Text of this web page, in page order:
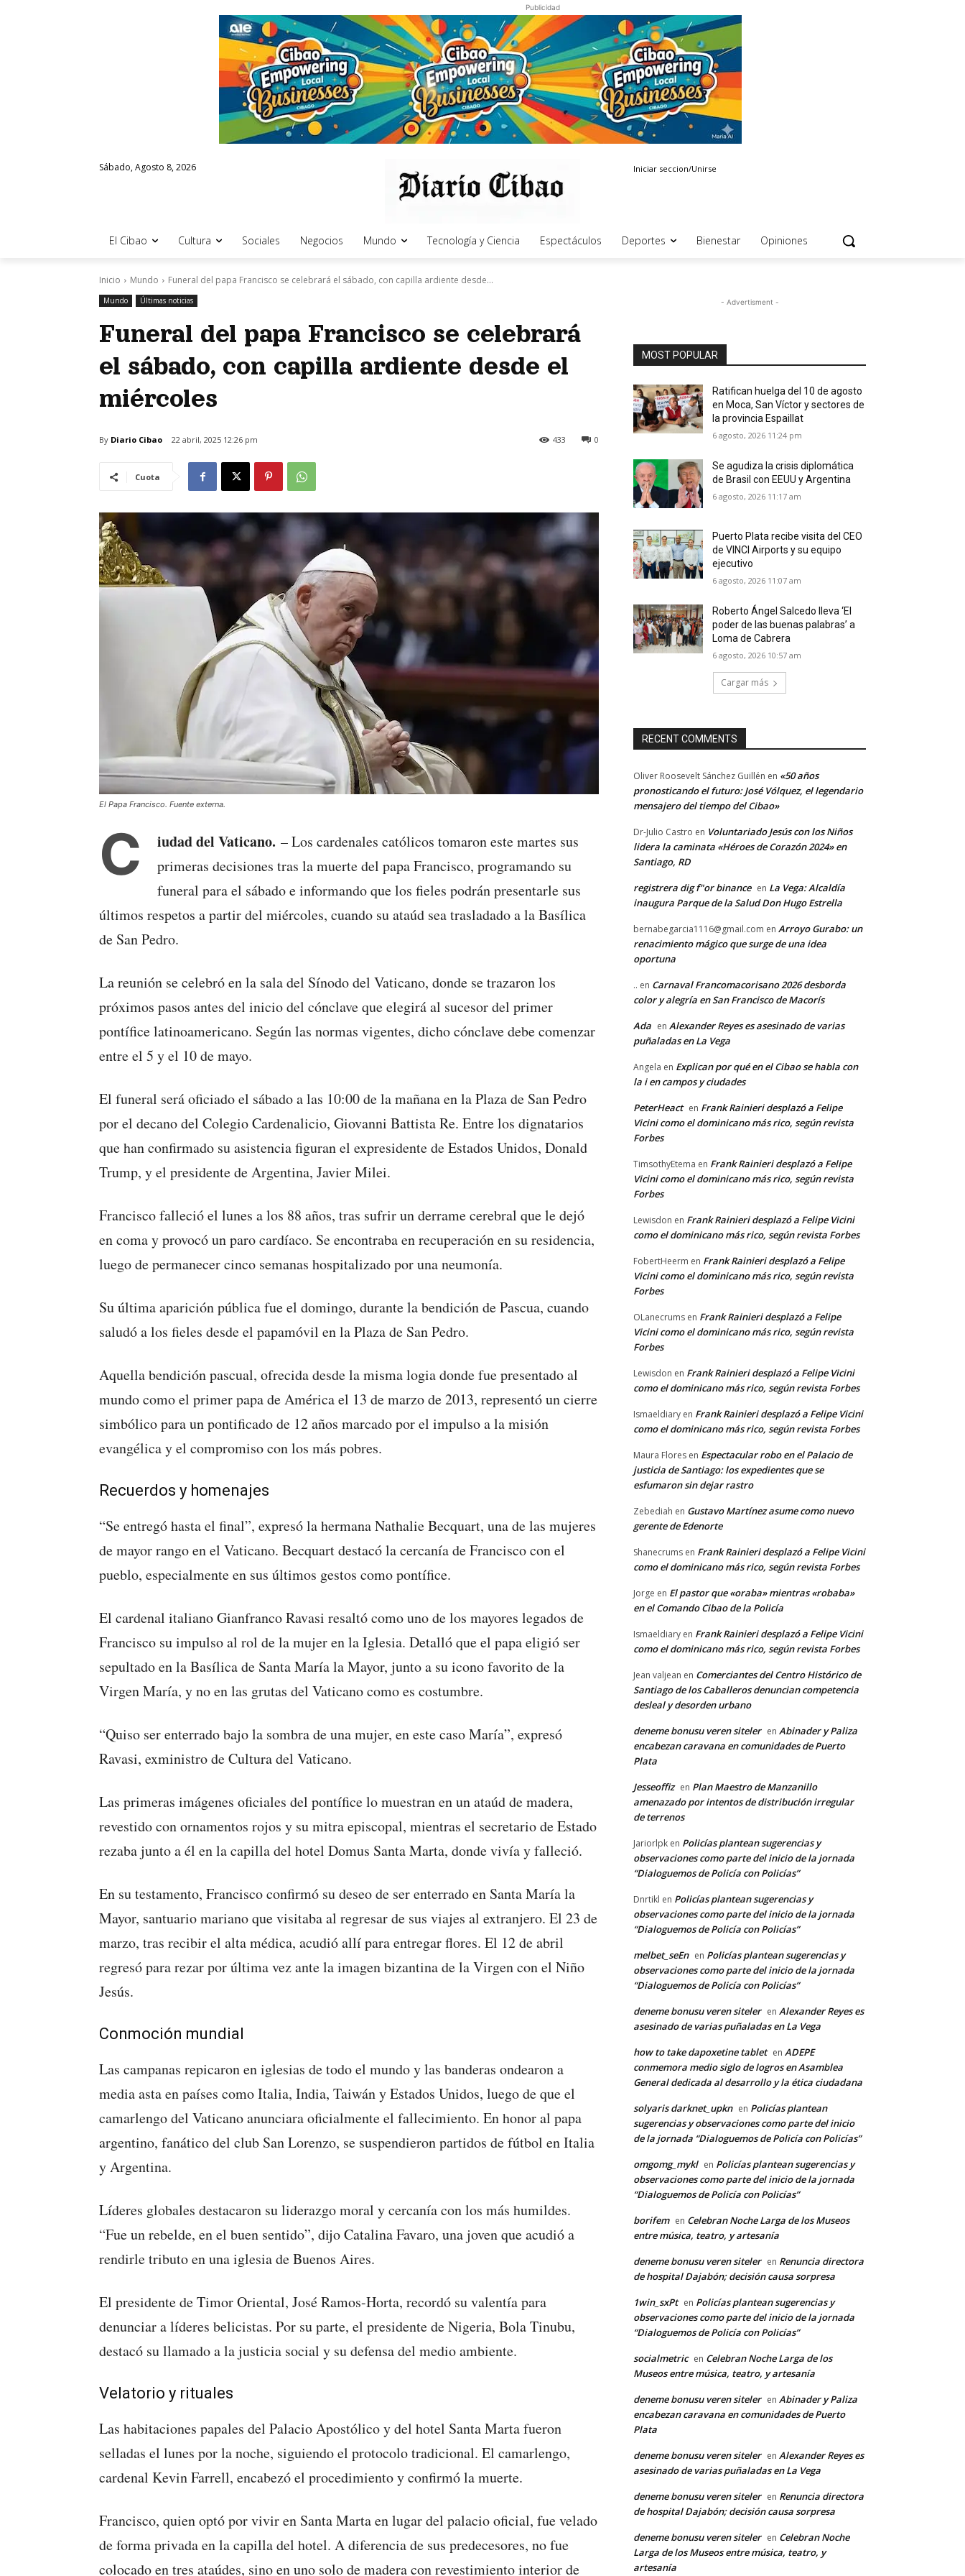
Publicidad
Sábado, Agosto 8, 2026 Iniciar seccion/Unirse
El Cibao Cultura Sociales Negocios Mundo Tecnología y Ciencia Espectáculos Deportes Bienestar Opiniones
Inicio Mundo Funeral del papa Francisco se celebrará el sábado, con capilla ardiente desde...
Mundo Últimas noticias
Funeral del papa Francisco se celebrará
el sábado, con capilla ardiente desde el
miércoles
By Diario Cibao 22 abril, 2025 12:26 pm 0
433
Cuota
El Papa Francisco. Fuente externa.
C iudad del Vaticano. – Los cardenales católicos tomaron este martes sus
primeras decisiones tras la muerte del papa Francisco, programando su
funeral para el sábado e informando que los fieles podrán presentarle sus
últimos respetos a partir del miércoles, cuando su ataúd sea trasladado a la Basílica
de San Pedro.
La reunión se celebró en la sala del Sínodo del Vaticano, donde se trazaron los
próximos pasos antes del inicio del cónclave que elegirá al sucesor del primer
pontífice latinoamericano. Según las normas vigentes, dicho cónclave debe comenzar
entre el 5 y el 10 de mayo.
El funeral será oficiado el sábado a las 10:00 de la mañana en la Plaza de San Pedro
por el decano del Colegio Cardenalicio, Giovanni Battista Re. Entre los dignatarios
que han confirmado su asistencia figuran el expresidente de Estados Unidos, Donald
Trump, y el presidente de Argentina, Javier Milei.
Francisco falleció el lunes a los 88 años, tras sufrir un derrame cerebral que le dejó
en coma y provocó un paro cardíaco. Se encontraba en recuperación en su residencia,
luego de permanecer cinco semanas hospitalizado por una neumonía.
Su última aparición pública fue el domingo, durante la bendición de Pascua, cuando
saludó a los fieles desde el papamóvil en la Plaza de San Pedro.
Aquella bendición pascual, ofrecida desde la misma logia donde fue presentado al
mundo como el primer papa de América el 13 de marzo de 2013, representó un cierre
simbólico para un pontificado de 12 años marcado por el impulso a la misión
evangélica y el compromiso con los más pobres.
Recuerdos y homenajes
“Se entregó hasta el final”, expresó la hermana Nathalie Becquart, una de las mujeres
de mayor rango en el Vaticano. Becquart destacó la cercanía de Francisco con el
pueblo, especialmente en sus últimos gestos como pontífice.
El cardenal italiano Gianfranco Ravasi resaltó como uno de los mayores legados de
Francisco su impulso al rol de la mujer en la Iglesia. Detalló que el papa eligió ser
sepultado en la Basílica de Santa María la Mayor, junto a su icono favorito de la
Virgen María, y no en las grutas del Vaticano como es costumbre.
“Quiso ser enterrado bajo la sombra de una mujer, en este caso María”, expresó
Ravasi, exministro de Cultura del Vaticano.
Las primeras imágenes oficiales del pontífice lo muestran en un ataúd de madera,
revestido con ornamentos rojos y su mitra episcopal, mientras el secretario de Estado
rezaba junto a él en la capilla del hotel Domus Santa Marta, donde vivía y falleció.
En su testamento, Francisco confirmó su deseo de ser enterrado en Santa María la
Mayor, santuario mariano que visitaba al regresar de sus viajes al extranjero. El 23 de
marzo, tras recibir el alta médica, acudió allí para entregar flores. El 12 de abril
regresó para rezar por última vez ante la imagen bizantina de la Virgen con el Niño
Jesús.
Conmoción mundial
Las campanas repicaron en iglesias de todo el mundo y las banderas ondearon a
media asta en países como Italia, India, Taiwán y Estados Unidos, luego de que el
camarlengo del Vaticano anunciara oficialmente el fallecimiento. En honor al papa
argentino, fanático del club San Lorenzo, se suspendieron partidos de fútbol en Italia
y Argentina.
Líderes globales destacaron su liderazgo moral y cercanía con los más humildes.
“Fue un rebelde, en el buen sentido”, dijo Catalina Favaro, una joven que acudió a
rendirle tributo en una iglesia de Buenos Aires.
El presidente de Timor Oriental, José Ramos-Horta, recordó su valentía para
denunciar a líderes belicistas. Por su parte, el presidente de Nigeria, Bola Tinubu,
destacó su llamado a la justicia social y su defensa del medio ambiente.
Velatorio y rituales
Las habitaciones papales del Palacio Apostólico y del hotel Santa Marta fueron
selladas el lunes por la noche, siguiendo el protocolo tradicional. El camarlengo,
cardenal Kevin Farrell, encabezó el procedimiento y confirmó la muerte.
Francisco, quien optó por vivir en Santa Marta en lugar del palacio oficial, fue velado
de forma privada en la capilla del hotel. A diferencia de sus predecesores, no fue
colocado en tres ataúdes, sino en uno solo de madera con revestimiento interior de
- Advertisment -
MOST POPULAR
Ratifican huelga del 10 de agosto
en Moca, San Víctor y sectores de
la provincia Espaillat
6 agosto, 2026 11:24 pm
Se agudiza la crisis diplomática
de Brasil con EEUU y Argentina
6 agosto, 2026 11:17 am
Puerto Plata recibe visita del CEO
de VINCI Airports y su equipo
ejecutivo
6 agosto, 2026 11:07 am
Roberto Ángel Salcedo lleva ‘El
poder de las buenas palabras’ a
Loma de Cabrera
6 agosto, 2026 10:57 am
Cargar más
RECENT COMMENTS
Oliver Roosevelt Sánchez Guillén en «50 años
pronosticando el futuro: José Vólquez, el legendario
mensajero del tiempo del Cibao»
Dr-Julio Castro en Voluntariado Jesús con los Niños
lidera la caminata «Héroes de Corazón 2024» en
Santiago, RD
registrera dig f"or binance en La Vega: Alcaldía
inaugura Parque de la Salud Don Hugo Estrella
bernabegarcia1116@gmail.com en Arroyo Gurabo: un
renacimiento mágico que surge de una idea
oportuna
.. en Carnaval Francomacorisano 2026 desborda
color y alegría en San Francisco de Macorís
Ada en Alexander Reyes es asesinado de varias
puñaladas en La Vega
Angela en Explican por qué en el Cibao se habla con
la i en campos y ciudades
PeterHeact en Frank Rainieri desplazó a Felipe
Vicini como el dominicano más rico, según revista
Forbes
TimsothyEtema en Frank Rainieri desplazó a Felipe
Vicini como el dominicano más rico, según revista
Forbes
Lewisdon en Frank Rainieri desplazó a Felipe Vicini
como el dominicano más rico, según revista Forbes
FobertHeerm en Frank Rainieri desplazó a Felipe
Vicini como el dominicano más rico, según revista
Forbes
OLanecrums en Frank Rainieri desplazó a Felipe
Vicini como el dominicano más rico, según revista
Forbes
Lewisdon en Frank Rainieri desplazó a Felipe Vicini
como el dominicano más rico, según revista Forbes
Ismaeldiary en Frank Rainieri desplazó a Felipe Vicini
como el dominicano más rico, según revista Forbes
Maura Flores en Espectacular robo en el Palacio de
justicia de Santiago: los expedientes que se
esfumaron sin dejar rastro
Zebediah en Gustavo Martínez asume como nuevo
gerente de Edenorte
Shanecrums en Frank Rainieri desplazó a Felipe Vicini
como el dominicano más rico, según revista Forbes
Jorge en El pastor que «oraba» mientras «robaba»
en el Comando Cibao de la Policía
Ismaeldiary en Frank Rainieri desplazó a Felipe Vicini
como el dominicano más rico, según revista Forbes
Jean valjean en Comerciantes del Centro Histórico de
Santiago de los Caballeros denuncian competencia
desleal y desorden urbano
deneme bonusu veren siteler en Abinader y Paliza
encabezan caravana en comunidades de Puerto
Plata
Jesseoffiz en Plan Maestro de Manzanillo
amenazado por intentos de distribución irregular
de terrenos
Jariorlpk en Policías plantean sugerencias y
observaciones como parte del inicio de la jornada
“Dialoguemos de Policía con Policías”
Dnrtikl en Policías plantean sugerencias y
observaciones como parte del inicio de la jornada
“Dialoguemos de Policía con Policías”
melbet_seEn en Policías plantean sugerencias y
observaciones como parte del inicio de la jornada
“Dialoguemos de Policía con Policías”
deneme bonusu veren siteler en Alexander Reyes es
asesinado de varias puñaladas en La Vega
how to take dapoxetine tablet en ADEPE
conmemora medio siglo de logros en Asamblea
General dedicada al desarrollo y la ética ciudadana
solyaris darknet_upkn en Policías plantean
sugerencias y observaciones como parte del inicio
de la jornada “Dialoguemos de Policía con Policías”
omgomg_mykl en Policías plantean sugerencias y
observaciones como parte del inicio de la jornada
“Dialoguemos de Policía con Policías”
borifem en Celebran Noche Larga de los Museos
entre música, teatro, y artesanía
deneme bonusu veren siteler en Renuncia directora
de hospital Dajabón; decisión causa sorpresa
1win_sxPt en Policías plantean sugerencias y
observaciones como parte del inicio de la jornada
“Dialoguemos de Policía con Policías”
socialmetric en Celebran Noche Larga de los
Museos entre música, teatro, y artesanía
deneme bonusu veren siteler en Abinader y Paliza
encabezan caravana en comunidades de Puerto
Plata
deneme bonusu veren siteler en Alexander Reyes es
asesinado de varias puñaladas en La Vega
deneme bonusu veren siteler en Renuncia directora
de hospital Dajabón; decisión causa sorpresa
deneme bonusu veren siteler en Celebran Noche
Larga de los Museos entre música, teatro, y
artesanía